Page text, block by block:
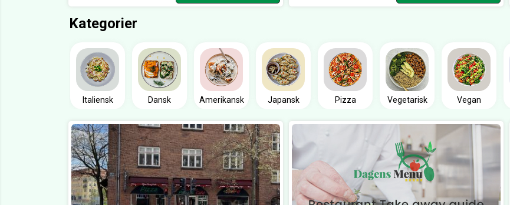
Kategorier
Italiensk Dansk Amerikansk Japansk Pizza Vegetarisk Vegan